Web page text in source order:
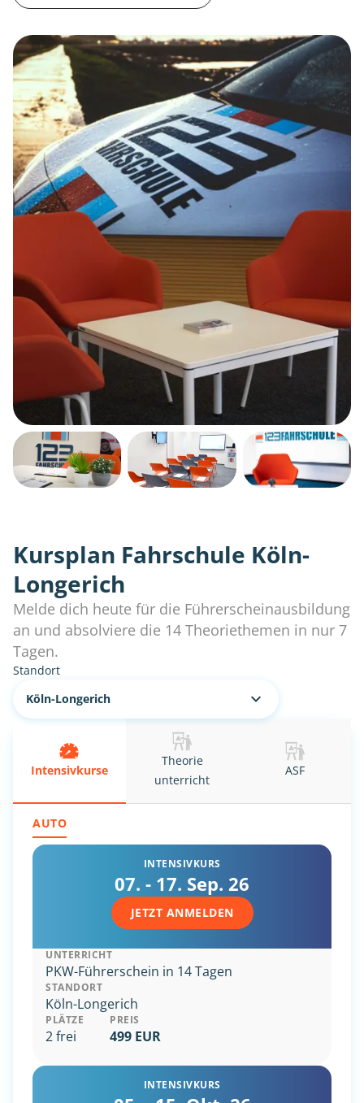
Kursplan Fahrschule Köln-
Longerich
Melde dich heute für die Führerscheinausbildung
an und absolviere die 14 Theoriethemen in nur 7
Tagen.
Standort
Köln-Longerich
Intensivkurse
Theorie
unterricht
ASF
AUTO
INTENSIVKURS
07. - 17. Sep. 26
JETZT ANMELDEN
UNTERRICHT
PKW-Führerschein in 14 Tagen
STANDORT
Köln-Longerich
PLÄTZE
2 frei
PREIS
499 EUR
INTENSIVKURS